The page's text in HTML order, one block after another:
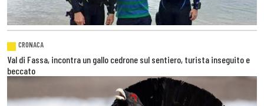
CRONACA
Val di Fassa, incontra un gallo cedrone sul sentiero, turista inseguito e
beccato